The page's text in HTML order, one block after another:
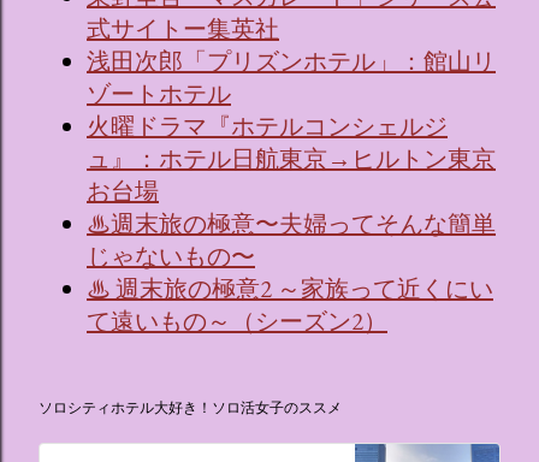
式サイトー集英社
浅田次郎「プリズンホテル」：館山リ
ゾートホテル
火曜ドラマ『ホテルコンシェルジ
ュ』：ホテル日航東京→ヒルトン東京
お台場
♨週末旅の極意〜夫婦ってそんな簡単
じゃないもの〜
♨ 週末旅の極意2 ～家族って近くにい
て遠いもの～（シーズン2）
ソロシティホテル大好き！ソロ活女子のススメ